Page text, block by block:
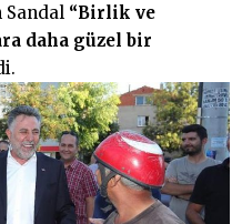
“Birlik ve
daha güzel bir